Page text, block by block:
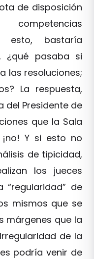
de disposición
esto, bastaría
¿qué pasaba si
las resoluciones;
La respuesta,
del Presidente de
que la Sala
Y si esto no
de tipicidad,
los jueces
de
mismos que se
márgenes que la
de la
podría venir de